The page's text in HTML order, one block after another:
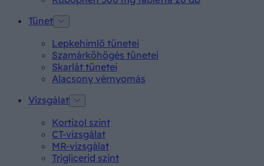
Tünet
Lepkehimlő tünetei
Szamárköhögés tünetei
Skarlát tünetei
Alacsony vérnyomás
Vizsgálat
Kortizol szint
CT-vizsgálat
MR-vizsgálat
Triglicerid szint